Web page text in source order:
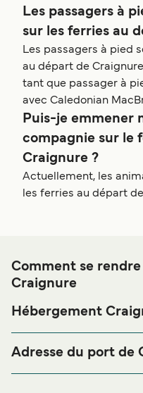
Les passagers à
sur les ferries au
Les passagers à pied
au départ de
tant que passager à
avec Caledonian
Puis-je emmener
compagnie sur le
Craignure ?
Actuellement, les
les ferries au départ
Comment se
Craignure
Hébergement
Craignure ou à
si vous êtes à la
Adresse du port de